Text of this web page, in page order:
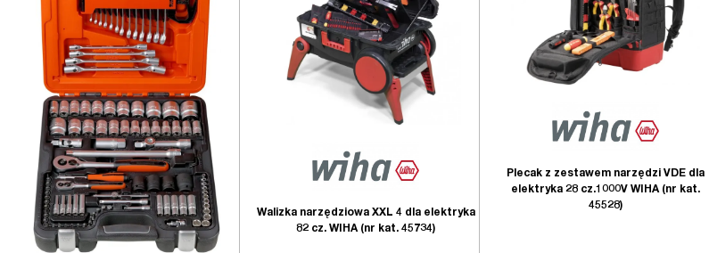
Walizka narzędziowa XXL 4 dla elektryka
82 cz. WIHA (nr kat. 45734)
Plecak z zestawem narzędzi VDE dla
elektryka 28 cz.1000V WIHA (nr kat.
45528)